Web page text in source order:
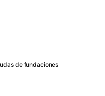
de fundaciones